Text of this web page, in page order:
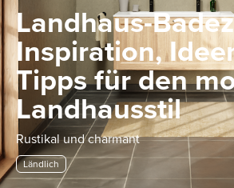
Landhaus-
Inspiration,
Tipps für den
Landhausstil
Rustikal und charmant
Ländlich